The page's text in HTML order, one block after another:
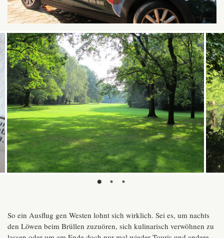
So ein Ausflug gen Westen lohnt sich wirklich. Sei es, um nachts
den Löwen beim Brüllen zuzuören, sich kulinarisch verwöhnen zu